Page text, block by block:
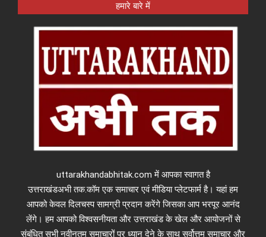
हमारे बारे में
uttarakhandabhitak.com में आपका स्वागत है
उत्तराखंडअभी तक.कॉम एक समाचार एवं मीडिया प्लेटफार्म है। यहां हम
आपको केवल दिलचस्प सामग्री प्रदान करेंगे जिसका आप भरपूर आनंद
लेंगे। हम आपको विश्वसनीयता और उत्तराखंड के खेल और आयोजनों से
संबंधित सभी नवीनतम समाचारों पर ध्यान देने के साथ सर्वोत्तम समाचार और